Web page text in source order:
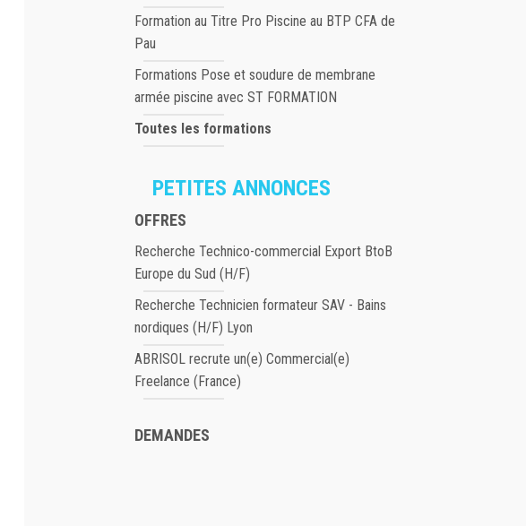
Formation au Titre Pro Piscine au BTP CFA de
Pau
Formations Pose et soudure de membrane
armée piscine avec ST FORMATION
Toutes les formations
PETITES ANNONCES
OFFRES
Recherche Technico-commercial Export BtoB
Europe du Sud (H/F)
Recherche Technicien formateur SAV - Bains
nordiques (H/F) Lyon
ABRISOL recrute un(e) Commercial(e)
Freelance (France)
DEMANDES